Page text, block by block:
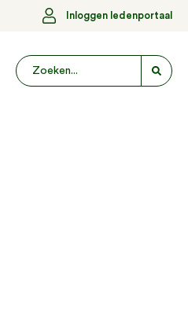
Inloggen ledenportaal